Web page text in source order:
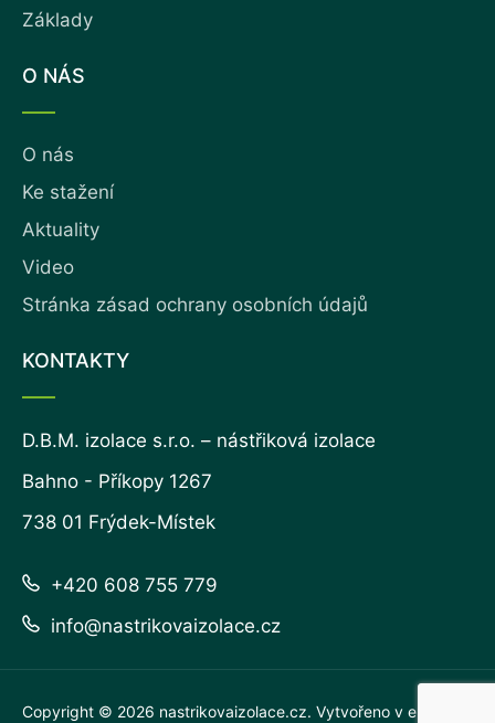
Základy
O NÁS
O nás
Ke stažení
Aktuality
Video
Stránka zásad ochrany osobních údajů
KONTAKTY
D.B.M. izolace s.r.o. – nástřiková izolace
Bahno - Příkopy 1267
738 01 Frýdek-Místek
+420 608 755 779
info@nastrikovaizolace.cz
Copyright © 2026 nastrikovaizolace.cz. Vytvořeno v eline.cz